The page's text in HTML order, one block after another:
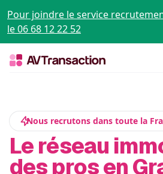
Pour joindre le service
le 06 68 12 22 52
Nous recrutons dans toute la
Le réseau
des pros en